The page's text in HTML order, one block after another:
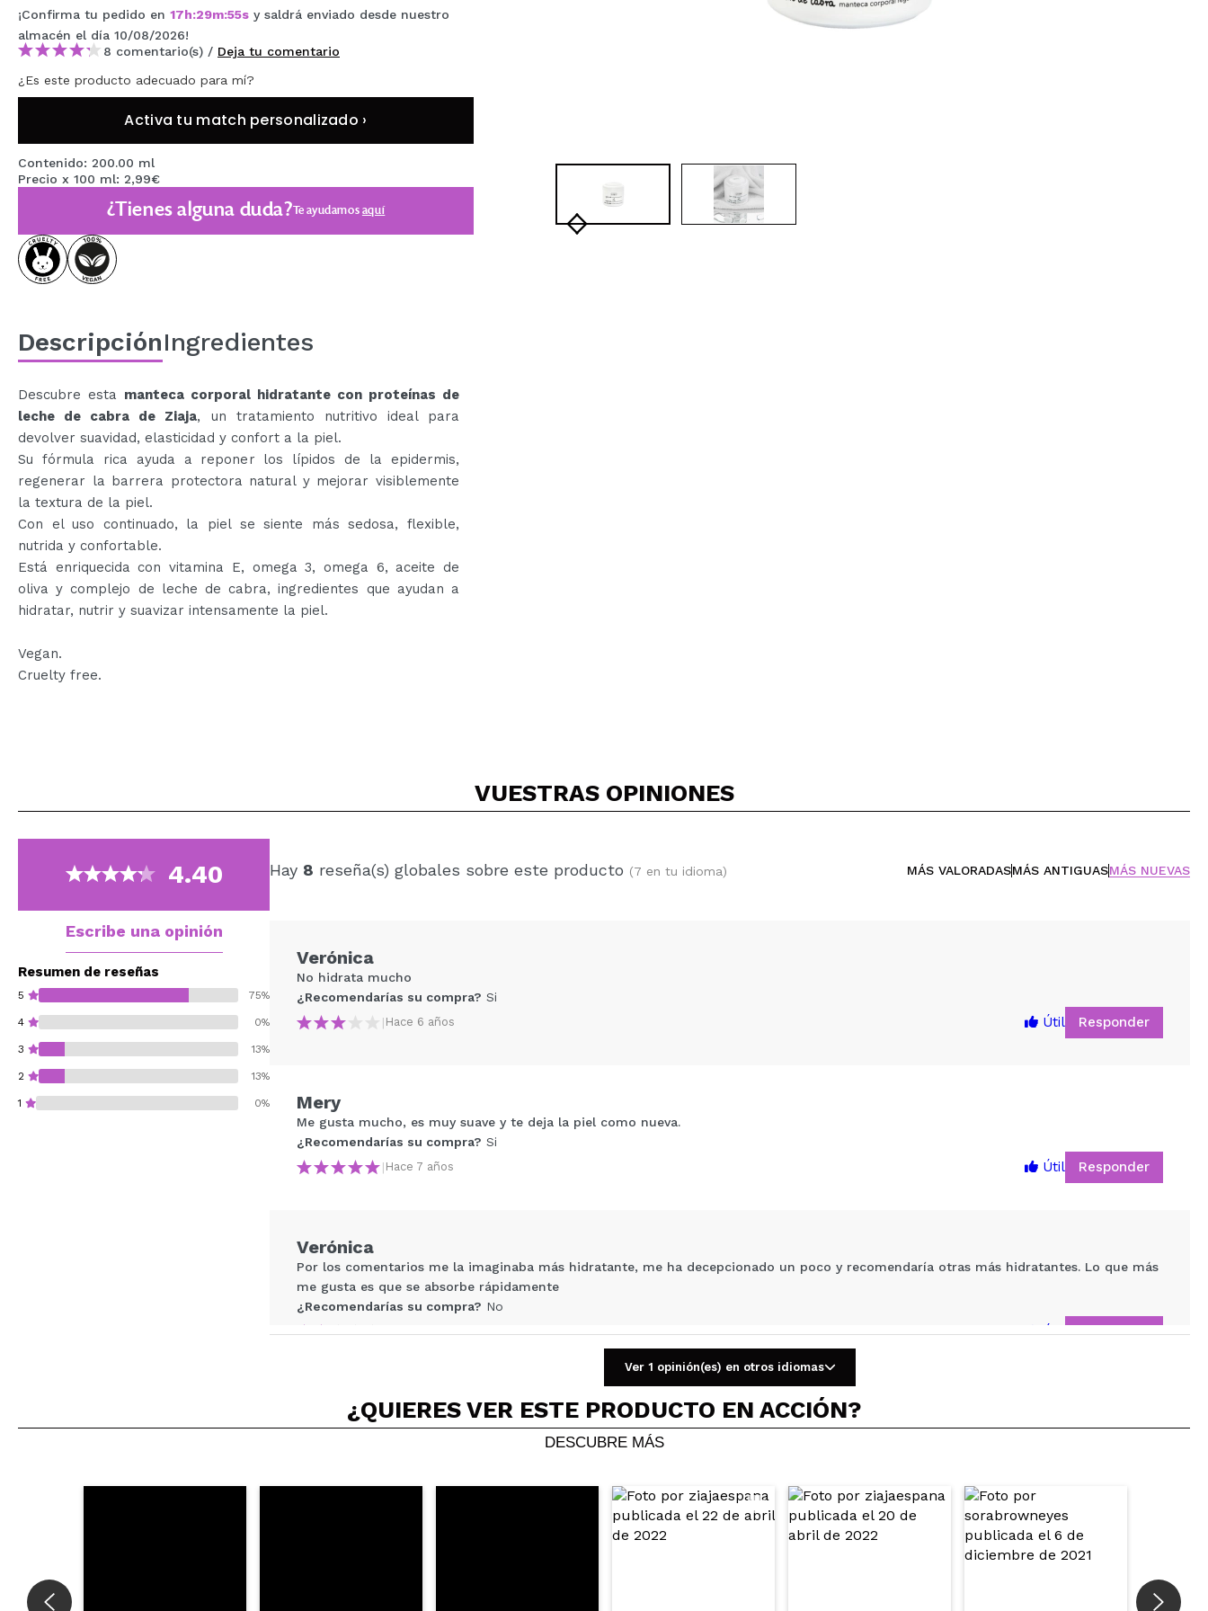
MAQUIFARMA
KOREA ZONE
TRAVEL SIZE
OFERTAS
¡HAN VUELTO!
BLOG
¡Confirma tu pedido en 17h:29m:54s y saldrá enviado desde nuestro
almacén el día 10/08/2026!
8 comentario(s) / Deja tu comentario
¿Es este producto adecuado para mí?
Activa tu match personalizado ›
Contenido: 200.00 ml
Precio x 100 ml: 2,99€
¿Tienes alguna duda?Te ayudamosaquí
DescripciónIngredientes
Descubre esta manteca corporal hidratante con proteínas de
leche de cabra de Ziaja, un tratamiento nutritivo ideal para
devolver suavidad, elasticidad y confort a la piel.
Su fórmula rica ayuda a reponer los lípidos de la epidermis,
regenerar la barrera protectora natural y mejorar visiblemente
la textura de la piel.
Con el uso continuado, la piel se siente más sedosa, flexible,
nutrida y confortable.
Está enriquecida con vitamina E, omega 3, omega 6, aceite de
oliva y complejo de leche de cabra, ingredientes que ayudan a
hidratar, nutrir y suavizar intensamente la piel.
Vegan.
Cruelty free.
VUESTRAS OPINIONES
4.40
Escribe una opinión
Resumen de reseñas
5 75%
4 0%
3 13%
2 13%
1 0%
Hay 8 reseña(s) globales sobre este producto (7 en tu idioma) MÁS VALORADASMÁS ANTIGUASMÁS NUEVAS
Compartir un vídeo o una foto
Tu vídeo podría ser el primero. Imagínatelo...
ENVIAR
Verónica
No hidrata mucho
¿Recomendarías su compra? Si
| Hace 6 años Útil Responder
Mery
Me gusta mucho, es muy suave y te deja la piel como nueva.
¿Recomendarías su compra? Si
| Hace 7 años Útil Responder
Verónica
Por los comentarios me la imaginaba más hidratante, me ha decepcionado un poco y recomendaría otras más hidratantes. Lo que más
me gusta es que se absorbe rápidamente
¿Recomendarías su compra? No
|Hace 8 años Útil Responder
Es una crema espesa pero que se absorve con mucha facilidad dejando la piel muy hidratada y suabe. Yo tengo piel seca y me va genial.
Ver 1 opinión(es) en otros idiomas
¿QUIERES VER ESTE PRODUCTO EN ACCIÓN?
DESCUBRE MÁS